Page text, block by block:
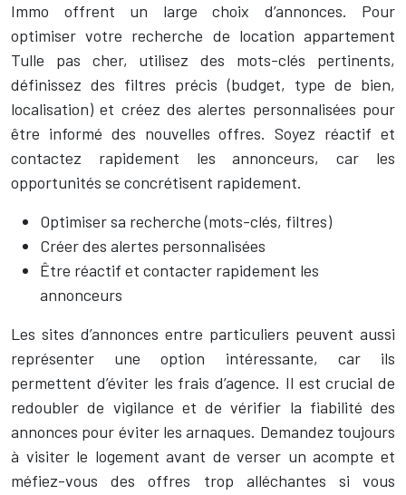
Immo offrent un large choix d’annonces. Pour
optimiser votre recherche de location appartement
Tulle pas cher, utilisez des mots-clés pertinents,
définissez des filtres précis (budget, type de bien,
localisation) et créez des alertes personnalisées pour
être informé des nouvelles offres. Soyez réactif et
contactez rapidement les annonceurs, car les
opportunités se concrétisent rapidement.
Optimiser sa recherche (mots-clés, filtres)
Créer des alertes personnalisées
Être réactif et contacter rapidement les
annonceurs
Les sites d’annonces entre particuliers peuvent aussi
représenter une option intéressante, car ils
permettent d’éviter les frais d’agence. Il est crucial de
redoubler de vigilance et de vérifier la fiabilité des
annonces pour éviter les arnaques. Demandez toujours
à visiter le logement avant de verser un acompte et
méfiez-vous des offres trop alléchantes si vous